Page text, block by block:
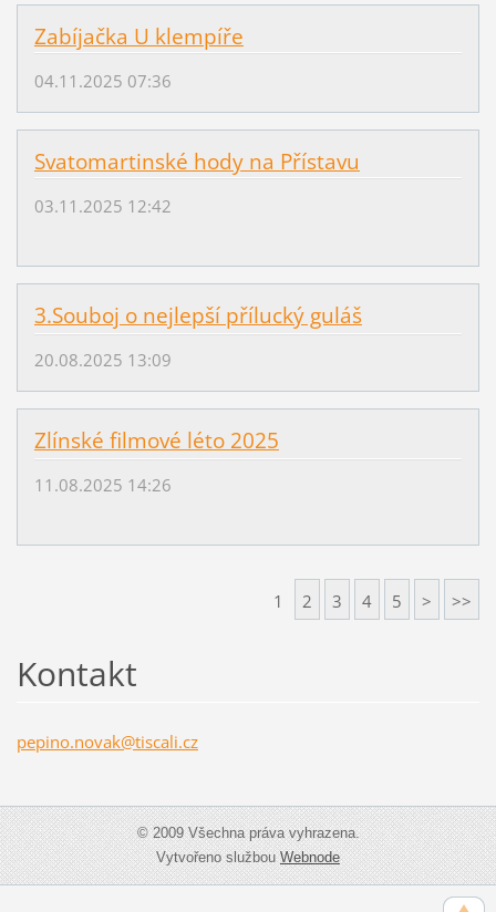
Zabíjačka U klempíře
04.11.2025 07:36
Svatomartinské hody na Přístavu
03.11.2025 12:42
3.Souboj o nejlepší přílucký guláš
20.08.2025 13:09
Zlínské filmové léto 2025
11.08.2025 14:26
1 2 3 4 5 > >>
Kontakt
pepino.novak@tiscali.cz
© 2009 Všechna práva vyhrazena.
Vytvořeno službouWebnode